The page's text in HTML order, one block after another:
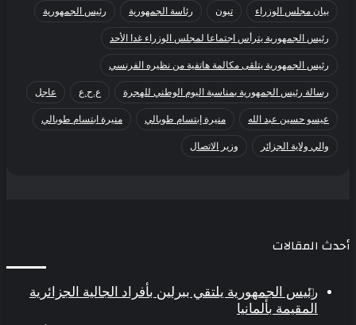
بيان مجلس الوزراء تبون رئاسة الجمهورية رئيس الجمهورية
رئيس الجمهورية يترأس اجتماعا لمجلس الوزراء غدا الأحد
رئيس الجمهورية يتلقى مكالمة هاتفية من نظيره الفرنسي
رسالة رئيس الجمهورية بمناسبة اليوم الوطني للهجرة ع.ح.ع عاجل
عيسو حسين عبد الله منيرة إبتسام طوبالي منيرة ابتسام طوبالي
والي ولاية الجزائر وزير الاتصال
أحدث المقالات
رئيس الجمهورية يلتقي ببرلين بأفراد الجالية الجزائرية
المقيمة بألمانيا